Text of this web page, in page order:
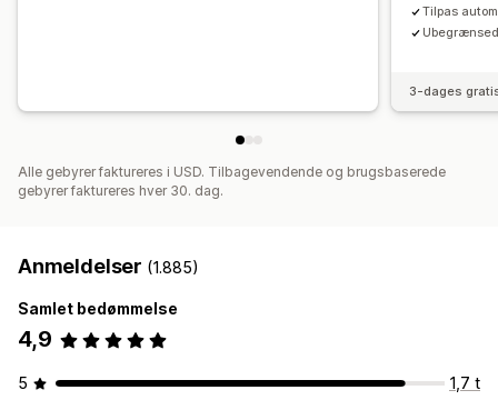
Tilpas
3-dages
Alle gebyrer faktureres i USD. Tilbagevendende og brugsbaserede
gebyrer faktureres hver 30. dag.
Anmeldelser (1.885)
Samlet bedømmelse
4,9
5
1,7 t